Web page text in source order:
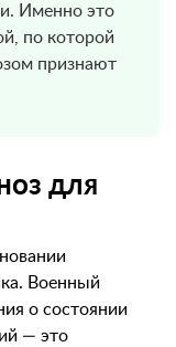
Именно это
по которой
признают
для
Военный
о состоянии
— это